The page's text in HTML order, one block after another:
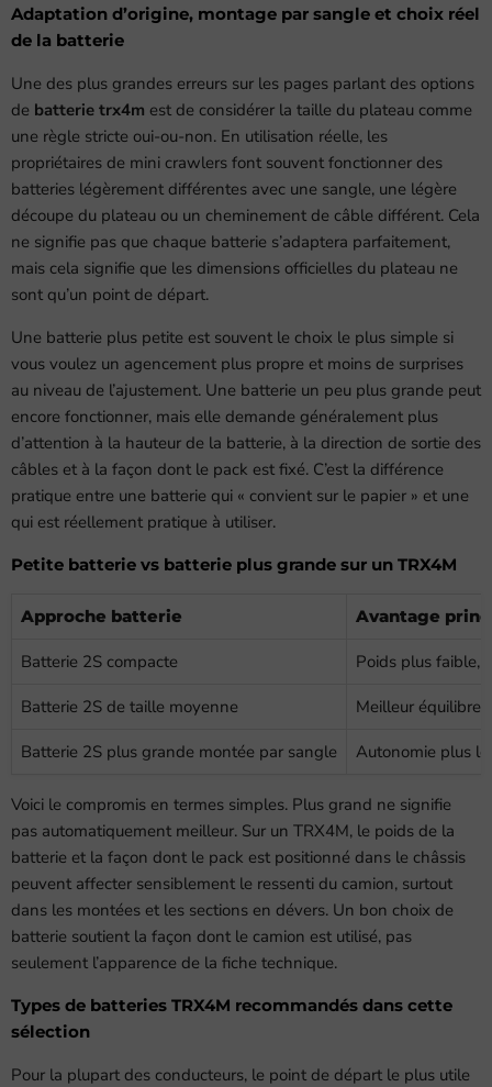
Adaptation d’origine, montage par sangle et choix réel
de la batterie
Une des plus grandes erreurs sur les pages parlant des options
de batterie trx4m est de considérer la taille du plateau comme
une règle stricte oui-ou-non. En utilisation réelle, les
propriétaires de mini crawlers font souvent fonctionner des
batteries légèrement différentes avec une sangle, une légère
découpe du plateau ou un cheminement de câble différent. Cela
ne signifie pas que chaque batterie s’adaptera parfaitement,
mais cela signifie que les dimensions officielles du plateau ne
sont qu’un point de départ.
Une batterie plus petite est souvent le choix le plus simple si
vous voulez un agencement plus propre et moins de surprises
au niveau de l’ajustement. Une batterie un peu plus grande peut
encore fonctionner, mais elle demande généralement plus
d’attention à la hauteur de la batterie, à la direction de sortie des
câbles et à la façon dont le pack est fixé. C’est la différence
pratique entre une batterie qui « convient sur le papier » et une
qui est réellement pratique à utiliser.
Petite batterie vs batterie plus grande sur un TRX4M
Approche batterie Avantage
Batterie 2S compacte Poids plus faible,
Batterie 2S de taille moyenne Meilleur équilibre
Batterie 2S plus grande montée par sangle Autonomie plus
Voici le compromis en termes simples. Plus grand ne signifie
pas automatiquement meilleur. Sur un TRX4M, le poids de la
batterie et la façon dont le pack est positionné dans le châssis
peuvent affecter sensiblement le ressenti du camion, surtout
dans les montées et les sections en dévers. Un bon choix de
batterie soutient la façon dont le camion est utilisé, pas
seulement l’apparence de la fiche technique.
Types de batteries TRX4M recommandés dans cette
sélection
Pour la plupart des conducteurs, le point de départ le plus utile